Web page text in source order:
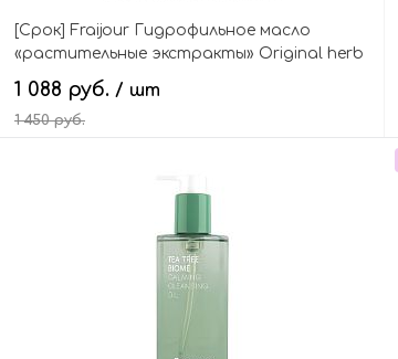
[Cрок] Fraijour Гидрофильное масло
«растительные экстракты» Original herb
wormwood cleansing oil
1 088 руб. / шт
1 450 руб.